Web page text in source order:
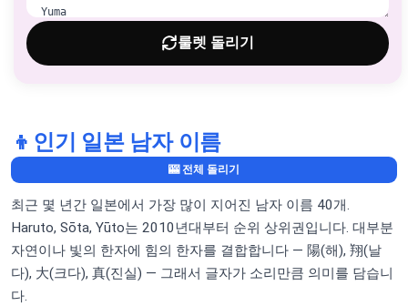
룰렛 돌리기
👦 인기 일본 남자 이름
🎰 전체 돌리기
최근 몇 년간 일본에서 가장 많이 지어진 남자 이름 40개.
Haruto, Sōta, Yūto는 2010년대부터 순위 상위권입니다. 대부분
자연이나 빛의 한자에 힘의 한자를 결합합니다 — 陽(해), 翔(날
다), 大(크다), 真(진실) — 그래서 글자가 소리만큼 의미를 담습니
다.